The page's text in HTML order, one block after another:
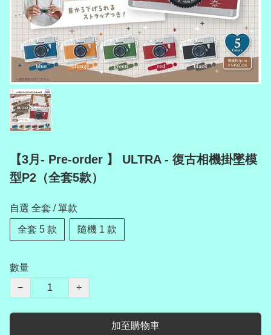
【3月- Pre-order 】 ULTRA - 復古相機掛墜模
型P2（全套5款）
自選 全套 / 單款
全套 5 款 隨機 1 款
數量
−
+
加至購物車